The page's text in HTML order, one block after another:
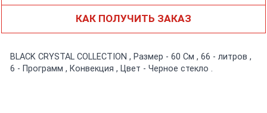
КАК ПОЛУЧИТЬ ЗАКАЗ
BLACK CRYSTAL COLLECTION , Размер - 60 См , 66 - литров ,
6 - Программ , Конвекция , Цвет - Черное стекло .